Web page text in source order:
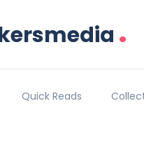
.
Quick Reads